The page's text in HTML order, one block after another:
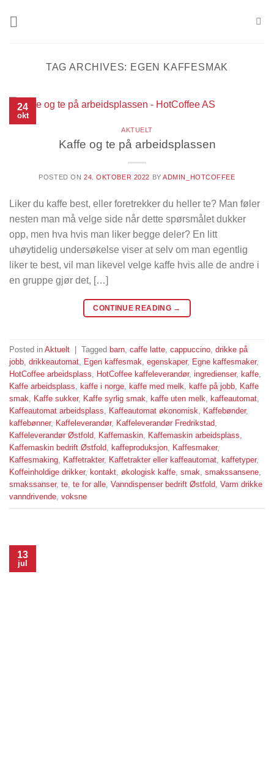
TAG ARCHIVES: EGEN KAFFESMAK
24
okt
AKTUELT
Kaffe og te på arbeidsplassen
POSTED ON 24. OKTOBER 2022 BYADMIN_HOTCOFFEE
Liker du kaffe best, eller foretrekker du heller te? Man føler
nesten man må velge side når dette spørsmålet dukker
opp, men hva hvis man liker begge deler? En litt
uhøytidelig undersøkelse viser at selv om man egentlig
liker te best, vil man likevel velge kaffe hvis alle de andre i
en gruppe gjør det, […]
CONTINUE READING →
Posted in Aktuelt Tagged barn, caffe latte, cappuccino, drikke på
jobb, drikkeautomat, Egen kaffesmak, egenskaper, Egne kaffesmaker,
HotCoffee arbeidsplass, HotCoffee kaffeleverandør, ingredienser, kaffe,
Kaffe arbeidsplass, kaffe i norge, kaffe med melk, kaffe på jobb, Kaffe
smak, Kaffe sukker, Kaffe syrlig smak, kaffe uten melk, kaffeautomat,
Kaffeautomat arbeidsplass, Kaffeautomat økonomisk, Kaffebønder,
kaffebønner, Kaffeleverandør, Kaffeleverandør Fredrikstad,
Kaffeleverandør Østfold, Kaffemaskin, Kaffemaskin arbeidsplass,
Kaffemaskin bedrift Østfold, kaffeproduksjon, Kaffesmaker,
Kaffesmaking, Kaffetrakter, Kaffetrakter eller kaffeautomat, kaffetyper,
Koffeinholdige drikker, kontakt, økologisk kaffe, smak, smakssansene,
smakssanser, te, te for alle, Vanndispenser bedrift Østfold, Varm drikke
vanndrivende, voksne
13
jul